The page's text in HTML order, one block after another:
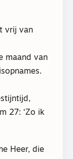
vrij van
maand van
27: ‘Zo ik
Heer, die